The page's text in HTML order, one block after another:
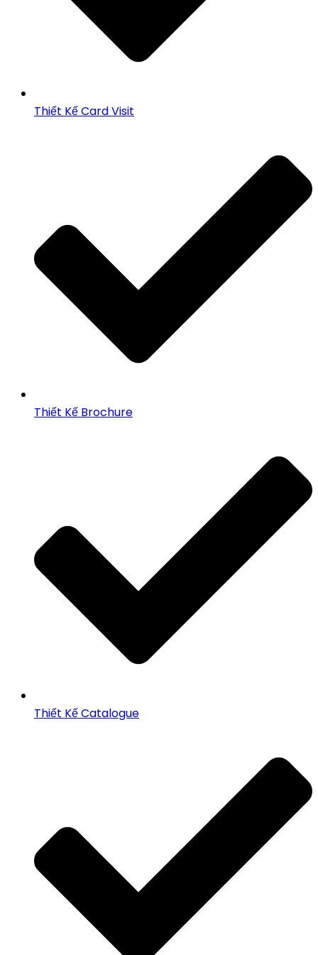
Thiết Kế Card Visit
Thiết Kế Brochure
Thiết Kế Catalogue